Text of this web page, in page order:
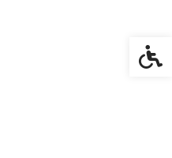
Setări